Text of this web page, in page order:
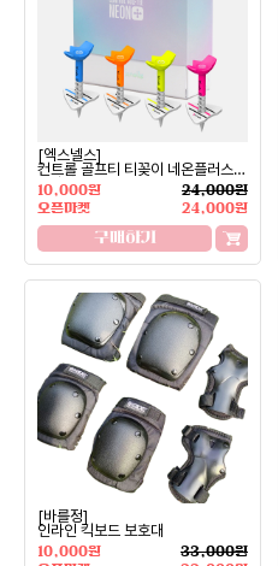
[엑스넬스]
컨트롤 골프티 티꽂이 네온플러스
4개입 SET
10,000원
24,000원
오픈마켓
24,000원
구매하기
[바를정]
인라인 킥보드 보호대
10,000원
33,000원